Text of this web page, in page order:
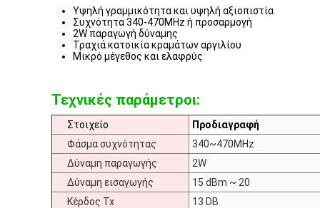
Υψηλή γραμμικότητα και υψηλή αξιοπιστία
Συχνότητα 340-470MHz ή προσαρμογή
2W παραγωγή δύναμης
Τραχιά κατοικία κραμάτων αργιλίου
Μικρό μέγεθος και ελαφρύς
Τεχνικές παράμετροι:
Στοιχείο
Προδιαγραφή
Φάσμα συχνότητας
340~470MHz
Δύναμη παραγωγής
2W
Δύναμη εισαγωγής
15 dBm ~ 20
Κέρδος Tx
13 DB